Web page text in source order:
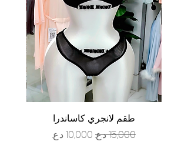
طقم لانجري كاساندرا
سعر عادي سعر البيع